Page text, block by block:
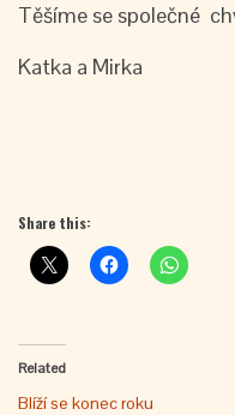
Těšíme se společné
Katka a Mirka
Share this:
Related
Blíží se konec roku